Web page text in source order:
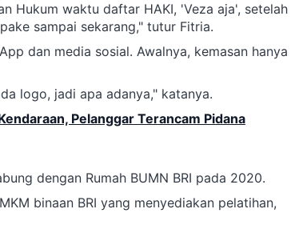
Hukum waktu daftar HAKI, 'Veza aja', setelah
sampai sekarang," tutur Fitria.
dan media sosial. Awalnya, kemasan hanya
logo, jadi apa adanya," katanya.
Pelanggar Terancam Pidana
dengan Rumah BUMN BRI pada 2020.
binaan BRI yang menyediakan pelatihan,